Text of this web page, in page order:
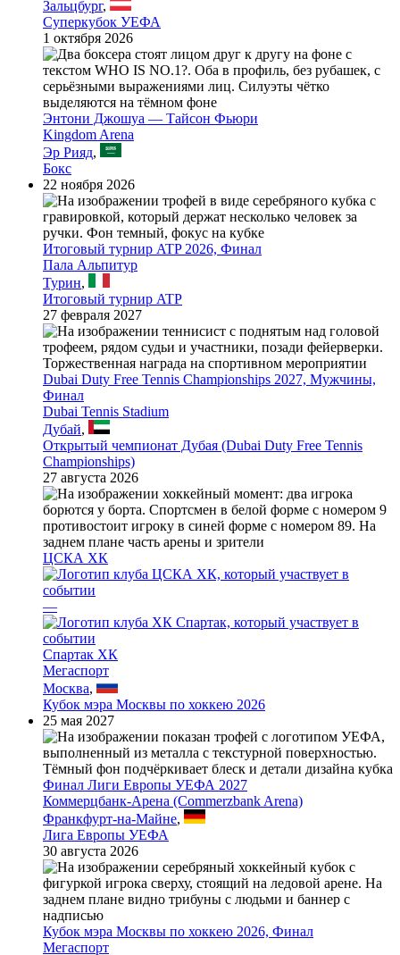
Зальцбург,
Суперкубок УЕФА
1 октября 2026
Энтони Джошуа — Тайсон Фьюри
Kingdom Arena
Эр Рияд,
Бокс
22 ноября 2026
Итоговый турнир ATP 2026, Финал
Пала Альпитур
Турин,
Итоговый турнир ATP
27 февраля 2027
Dubai Duty Free Tennis Championships 2027, Мужчины,
Финал
Dubai Tennis Stadium
Дубай,
Открытый чемпионат Дубая (Dubai Duty Free Tennis
Championships)
27 августа 2026
ЦСКА ХК
—
Спартак ХК
Мегаспорт
Москва,
Кубок мэра Москвы по хоккею 2026
25 мая 2027
Финал Лиги Европы УЕФА 2027
Коммерцбанк-Арена (Commerzbank Arena)
Франкфурт-на-Майне,
Лига Европы УЕФА
30 августа 2026
Кубок мэра Москвы по хоккею 2026, Финал
Мегаспорт